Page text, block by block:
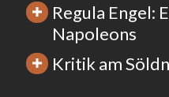
Regula Engel:
Napoleons
Kritik am